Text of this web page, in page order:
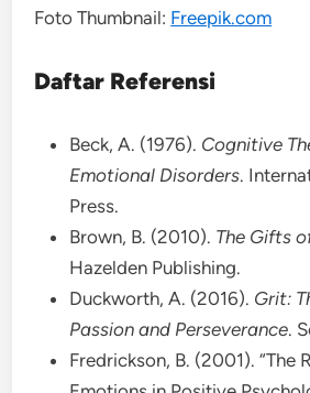
Foto Thumbnail: Freepik.com
Daftar Referensi
Beck, A. (1976). Cognitive
Emotional Disorders.
Press.
Brown, B. (2010). The Gifts
Hazelden Publishing.
Duckworth, A. (2016). Grit:
Passion and Perseverance.
Fredrickson, B. (2001). “The